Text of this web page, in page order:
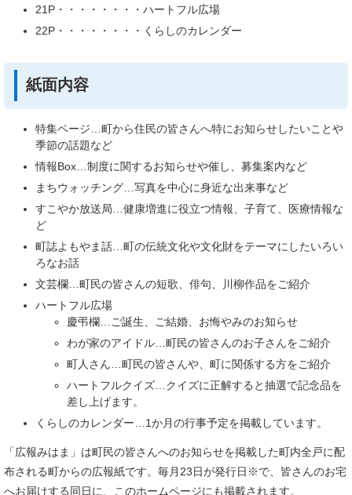
21P・・・・・・・・ハートフル広場
22P・・・・・・・・くらしのカレンダー
紙面内容
特集ページ…町から住民の皆さんへ特にお知らせしたいことや
季節の話題など
情報Box…制度に関するお知らせや催し、募集案内など
まちウォッチング…写真を中心に身近な出来事など
すこやか放送局…健康増進に役立つ情報、子育て、医療情報な
ど
町誌よもやま話…町の伝統文化や文化財をテーマにしたいろい
ろなお話
文芸欄…町民の皆さんの短歌、俳句、川柳作品をご紹介
ハートフル広場
慶弔欄…ご誕生、ご結婚、お悔やみのお知らせ
わが家のアイドル…町民の皆さんのお子さんをご紹介
町人さん…町民の皆さんや、町に関係する方をご紹介
ハートフルクイズ…クイズに正解すると抽選で記念品を
差し上げます。
くらしのカレンダー…1か月の行事予定を掲載しています。
「広報みはま」は町民の皆さんへのお知らせを掲載した町内全戸に配
布される町からの広報紙です。毎月23日が発行日※で、皆さんのお宅
へお届けする同日に、このホームページにも掲載されます。